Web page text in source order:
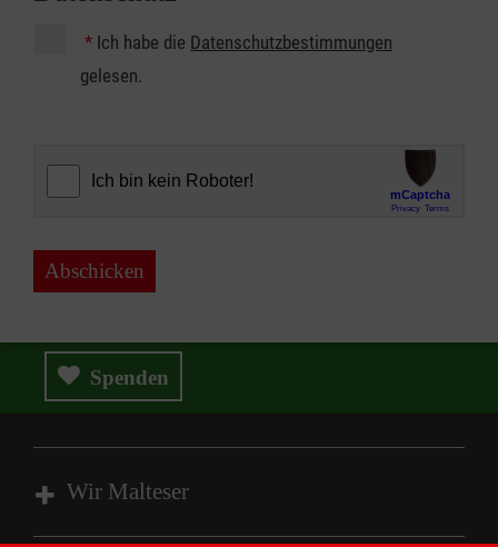
* Ich habe die Datenschutzbestimmungen
gelesen.
Abschicken
Spenden
Wir Malteser